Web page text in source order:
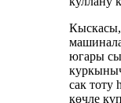
Кыскасы,
югары
сак тоту
көчле